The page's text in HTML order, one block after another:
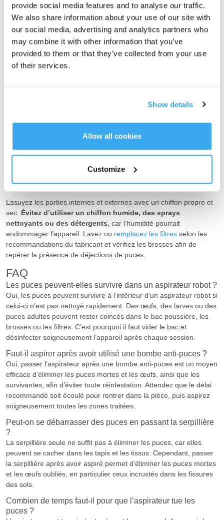
provide social media features and to analyse our traffic.
We also share information about your use of our site with
our social media, advertising and analytics partners who
may combine it with other information that you’ve
provided to them or that they’ve collected from your use
of their services.
Show details
Allow all cookies
Customize
Pour les aspirateurs avec sac,fermez le sac hermétiquement
avant de le jeter. Pour les modèles sans sac, lavez le bac à l’eau
puis laissez-le sécher complètement.
N’oubliez pas de jeter la poussière et les débris dans une
poubelle extérieure avec un couvercle bien fermé pour
qu’aucune puce ne puisse s’échapper
Lorsque vous passez l’aspirateur, les puces, leurs œufs et divers
débris peuvent s’accrocher aux brosses, aux roues et aux filtres. Il
utilisation, en particulier en cas d’invasion. Unnettoyage régulier
permet également de maintenir de bonnes performances pour
éliminer les nuisibles en toute sécurité et de
vie de l’aspirateur.
Essuyez les parties internes et externes avec un chiffon propre et
sec. Évitez d’utiliser un chiffon humide, des sprays
nettoyants ou des détergents, car l’humidité pourrait
endommager l’appareil. Lavez ou remplacez les filtres selon les
recommandations du fabricant et vérifiez les brosses afin de
repérer la présence de déjections de puces.
FAQ
Les puces peuvent-elles survivre dans un aspirateur robot ?
Oui, les puces peuvent survivre à l’intérieur d’un aspirateur robot si
celui-ci n’est pas nettoyé rapidement. Des œufs, des larves ou des
puces adultes peuvent rester coincés dans le bac poussière, les
brosses ou les filtres. C’est pourquoi il faut vider le bac et
désinfecter soigneusement l’appareil après chaque session.
Faut-il aspirer après avoir utilisé une bombe anti-puces ?
Oui, passer l’aspirateur après une bombe anti-puces est un moyen
efficace d’éliminer les puces mortes et les œufs, ainsi que les
survivantes, afin d’éviter toute réinfestation. Attendez que le délai
recommandé soit écoulé pour rentrer dans la pièce, puis aspirez
soigneusement toutes les zones traitées.
Peut-on se débarrasser des puces en passant la serpillière
?
La serpillière seule ne suffit pas à éliminer les puces, car elles
peuvent se cacher dans les tapis et les tissus. Cependant, passer
la serpillière après avoir aspiré permet d’éliminer les puces mortes
et les œufs oubliés, en particulier ceux incrustés dans les fissures
des sols.
Combien de temps faut-il pour que l’aspirateur tue les
puces ?